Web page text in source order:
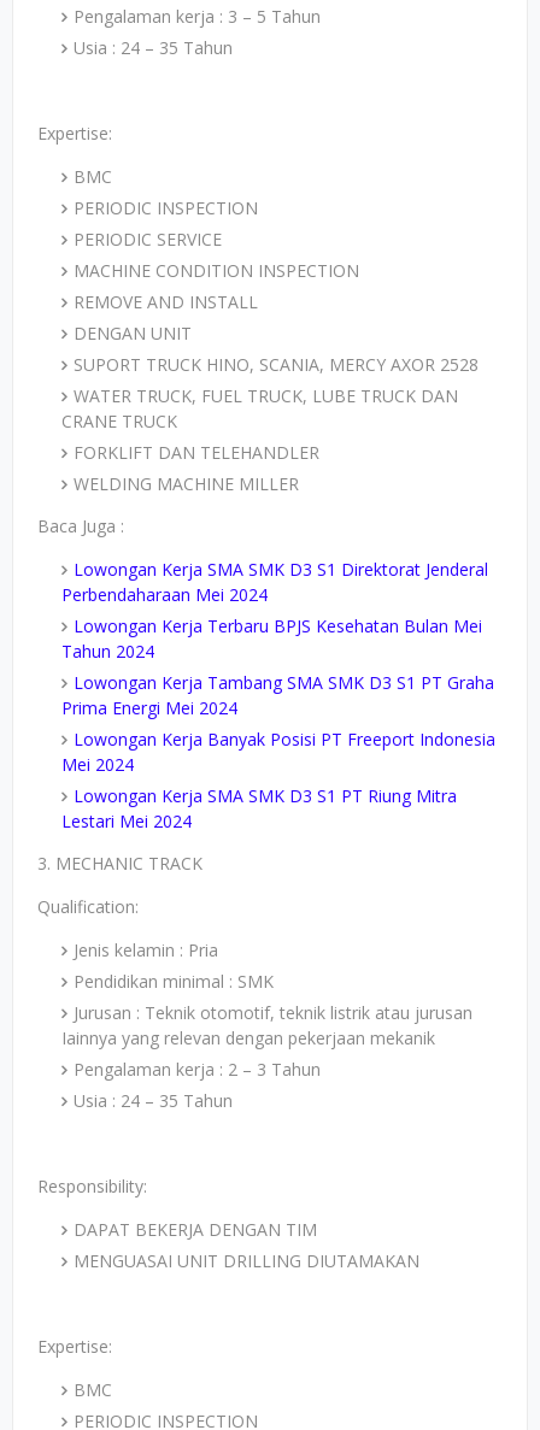
Pengalaman kerja : 3 – 5 Tahun
Usia : 24 – 35 Tahun
Expertise:
BMC
PERIODIC INSPECTION
PERIODIC SERVICE
MACHINE CONDITION INSPECTION
REMOVE AND INSTALL
DENGAN UNIT
SUPORT TRUCK HINO, SCANIA, MERCY AXOR 2528
WATER TRUCK, FUEL TRUCK, LUBE TRUCK DAN
CRANE TRUCK
FORKLIFT DAN TELEHANDLER
WELDING MACHINE MILLER
Baca Juga :
Lowongan Kerja SMA SMK D3 S1 Direktorat Jenderal
Perbendaharaan Mei 2024
Lowongan Kerja Terbaru BPJS Kesehatan Bulan Mei
Tahun 2024
Lowongan Kerja Tambang SMA SMK D3 S1 PT Graha
Prima Energi Mei 2024
Lowongan Kerja Banyak Posisi PT Freeport Indonesia
Mei 2024
Lowongan Kerja SMA SMK D3 S1 PT Riung Mitra
Lestari Mei 2024
3. MECHANIC TRACK
Qualification:
Jenis kelamin : Pria
Pendidikan minimal : SMK
Jurusan : Teknik otomotif, teknik listrik atau jurusan
Iainnya yang relevan dengan pekerjaan mekanik
Pengalaman kerja : 2 – 3 Tahun
Usia : 24 – 35 Tahun
Responsibility:
DAPAT BEKERJA DENGAN TIM
MENGUASAI UNIT DRILLING DIUTAMAKAN
Expertise:
BMC
PERIODIC INSPECTION